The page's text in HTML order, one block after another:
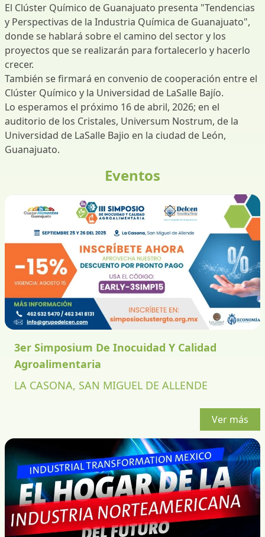
El Clúster Químico de Guanajuato presenta "Tendencias
y Perspectivas de la Industria Química de Guanajuato",
donde se hablará sobre el camino del sector y los
proyectos que se realizarán para fortalecerlo y hacerlo
crecer.
También se firmará en convenio de cooperación entre el
Clúster Químico y la Universidad de LaSalle Bajío.
Lo esperamos el próximo 16 de abril, 2026; en el
auditorio de los Cristales, Universum Nostrum, de la
Universidad de LaSalle Bajio en la ciudad de León,
Guanajuato.
Eventos
3er Simposium De Inocuidad Y Calidad
Agroalimentaria
LA CASONA, SAN MIGUEL DE ALLENDE
Ver más